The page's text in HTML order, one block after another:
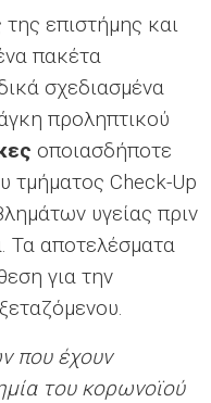
επιστήμης και
πακέτα
σχεδιασμένα
προληπτικού
οποιασδήποτε
τμήματος Check-Up
υγείας πριν
Τα αποτελέσματα
για την
που έχουν
του κορωνοϊού